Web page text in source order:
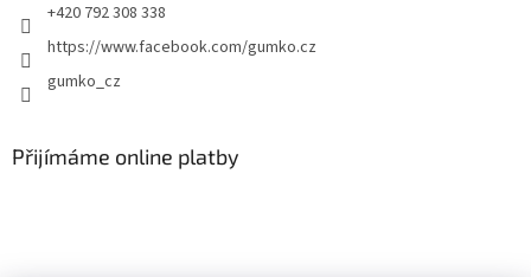
+420 792 308 338
https://www.facebook.com/gumko.cz
gumko_cz
Přijímáme online platby